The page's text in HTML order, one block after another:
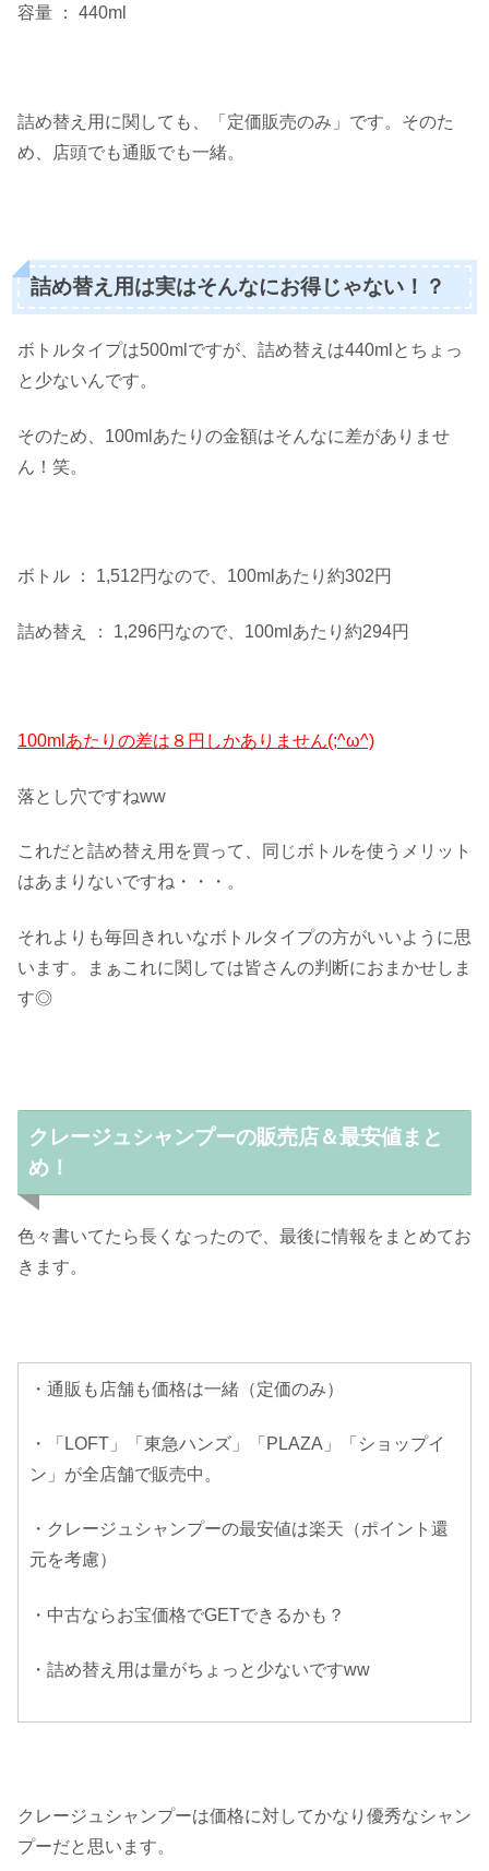
容量 ： 440ml
詰め替え用に関しても、「定価販売のみ」です。そのた
め、店頭でも通販でも一緒。
詰め替え用は実はそんなにお得じゃない！？
ボトルタイプは500mlですが、詰め替えは440mlとちょっ
と少ないんです。
そのため、100mlあたりの金額はそんなに差がありませ
ん！笑。
ボトル ： 1,512円なので、100mlあたり約302円
詰め替え ： 1,296円なので、100mlあたり約294円
100mlあたりの差は８円しかありません(;^ω^)
落とし穴ですねww
これだと詰め替え用を買って、同じボトルを使うメリット
はあまりないですね・・・。
それよりも毎回きれいなボトルタイプの方がいいように思
います。まぁこれに関しては皆さんの判断におまかせしま
す◎
クレージュシャンプーの販売店＆最安値まと
め！
色々書いてたら長くなったので、最後に情報をまとめてお
きます。
・通販も店舗も価格は一緒（定価のみ）
・「LOFT」「東急ハンズ」「PLAZA」「ショップイ
ン」が全店舗で販売中。
・クレージュシャンプーの最安値は楽天（ポイント還
元を考慮）
・中古ならお宝価格でGETできるかも？
・詰め替え用は量がちょっと少ないですww
クレージュシャンプーは価格に対してかなり優秀なシャン
プーだと思います。